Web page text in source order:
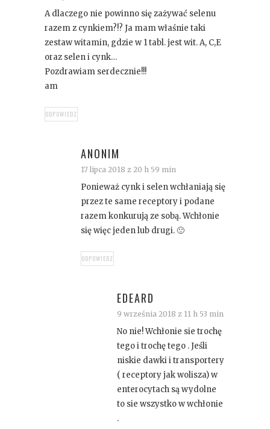
A dlaczego nie powinno się zażywać selenu
razem z cynkiem?!? Ja mam właśnie taki
zestaw witamin, gdzie w 1 tabl. jest wit. A, C,E
oraz selen i cynk…
Pozdrawiam serdecznie!!!
am
ODPOWIEDZ
ANONIM
17 lipca 2018 z 20 h 59 min
Ponieważ cynk i selen wchłaniają się
przez te same receptory i podane
razem konkurują ze sobą. Wchłonie
się więc jeden lub drugi. 🙂
ODPOWIEDZ
EDEARD
9 września 2018 z 11 h 53 min
No nie! Wchłonie sie trochę
tego i trochę tego . Jeśli
niskie dawki i transportery
( receptory jak wolisza) w
enterocytach są wydolne
to sie wszystko w wchłonie
.